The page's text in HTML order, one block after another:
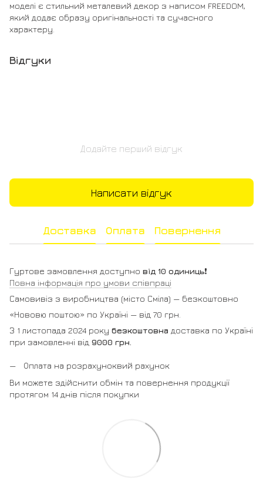
моделі є стильний металевий декор з написом FREEDOM,
який додає образу оригінальності та сучасного
характеру.
Відгуки
Додайте перший відгук
Написати відгук
Доставка Оплата Повернення
Гуртове замовлення доступно від 10 одиниць❗️
Повна інформація про умови співпраці
Самовивіз з виробництва (місто Сміла) — безкоштовно
«Нововю поштою» по Україні — від 70 грн.
З 1 листопада 2024 року безкоштовна доставка по Україні
при замовленні від 9000 грн.
Оплата на розрахуноквий рахунок
Ви можете здійснити обмін та повернення продукції
протягом 14 днів після покупки